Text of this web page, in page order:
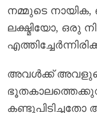
നമ്മുടെ
ലക്ഷ്മിയോ, ഒരു
അവൾക്ക്